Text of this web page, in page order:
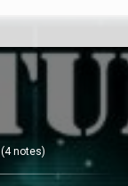
(4 notes)